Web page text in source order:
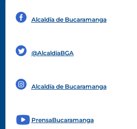
Alcaldía de Bucaramanga
@AlcaldíaBGA
Alcaldía de Bucaramanga
PrensaBucaramanga